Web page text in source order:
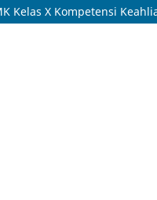
Kelas X Kompetensi